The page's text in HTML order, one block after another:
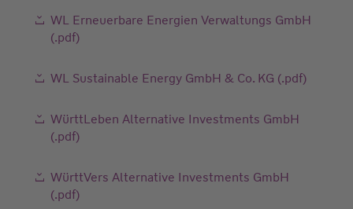
WL Erneuerbare Energien Verwaltungs GmbH
(.pdf)
WL Sustainable Energy GmbH & Co. KG (.pdf)
WürttLeben Alternative Investments GmbH
(.pdf)
WürttVers Alternative Investments GmbH
(.pdf)